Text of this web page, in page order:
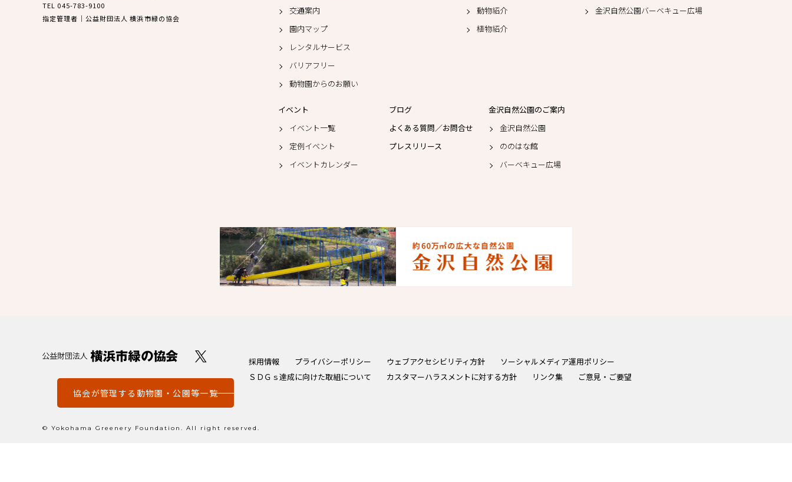
TEL 045-783-9100
指定管理者｜公益財団法人 横浜市緑の協会
交通案内
園内マップ
レンタルサービス
バリアフリー
動物園からのお願い
動物紹介
植物紹介
金沢自然公園バーベキュー広場
イベント
イベント一覧
定例イベント
イベントカレンダー
ブログ
よくある質問／お問合せ
プレスリリース
金沢自然公園のご案内
金沢自然公園
ののはな館
バーベキュー広場
協会が管理する動物園・公園等一覧
採用情報 プライバシーポリシー ウェブアクセシビリティ方針
ソーシャルメディア運用ポリシー
ＳＤＧｓ達成に向けた取組について
カスタマーハラスメントに対する方針 リンク集 ご意見・ご要望
© Yokohama Greenery Foundation. All right reserved.